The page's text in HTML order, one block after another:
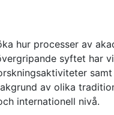
hur processer av
syftet har
av olika
internationell nivå.